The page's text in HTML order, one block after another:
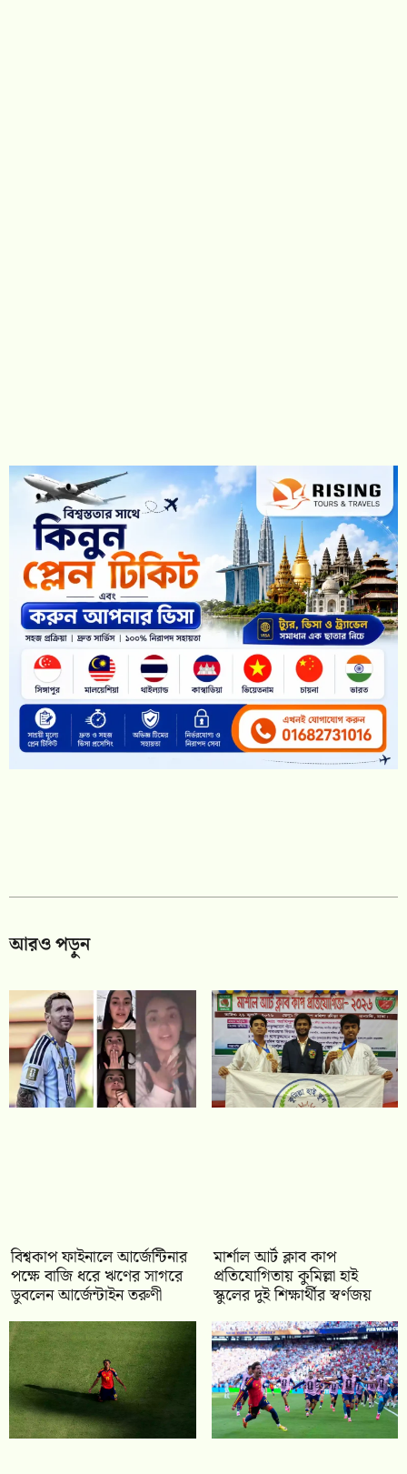
আরও পড়ুন
বিশ্বকাপ ফাইনালে আর্জেন্টিনার
পক্ষে বাজি ধরে ঋণের সাগরে
ডুবলেন আর্জেন্টাইন তরুণী
মার্শাল আর্ট ক্লাব কাপ
প্রতিযোগিতায় কুমিল্লা হাই
স্কুলের দুই শিক্ষার্থীর স্বর্ণজয়